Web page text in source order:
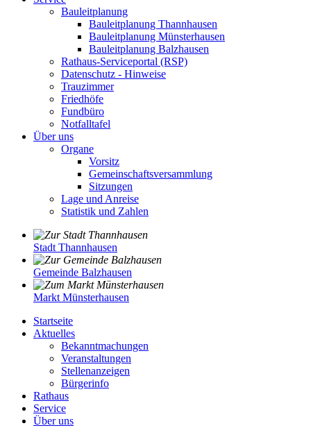
Bauleitplanung
Bauleitplanung Thannhausen
Bauleitplanung Münsterhausen
Bauleitplanung Balzhausen
Rathaus-Serviceportal (RSP)
Datenschutz - Hinweise
Trauzimmer
Friedhöfe
Fundbüro
Notfalltafel
Über uns
Organe
Vorsitz
Gemeinschaftsversammlung
Sitzungen
Lage und Anreise
Statistik und Zahlen
Stadt Thannhausen
Gemeinde Balzhausen
Markt Münsterhausen
Startseite
Aktuelles
Bekanntmachungen
Veranstaltungen
Stellenanzeigen
Bürgerinfo
Rathaus
Service
Über uns